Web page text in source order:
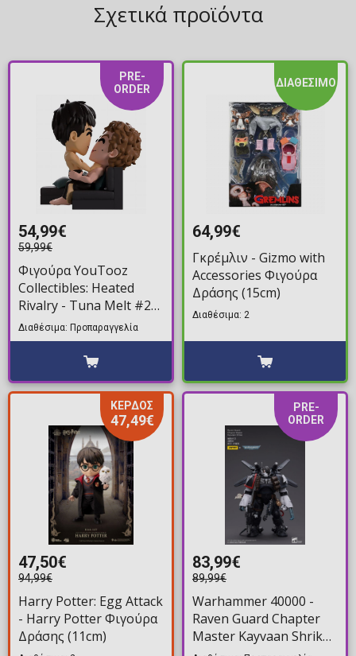
Σχετικά προϊόντα
PRE-
ORDER
54,99€
59,99€
Φιγούρα YouTooz
Collectibles: Heated
Rivalry - Tuna Melt #2
(12cm)
Διαθέσιμα: Προπαραγγελία
ΔΙΑΘΕΣΙΜΟ
64,99€
Γκρέμλιν - Gizmo with
Accessories Φιγούρα
Δράσης (15cm)
Διαθέσιμα: 2
ΚΕΡΔΟΣ
47,49€
47,50€
94,99€
Harry Potter: Egg Attack
- Harry Potter Φιγούρα
Δράσης (11cm)
PRE-
ORDER
83,99€
89,99€
Warhammer 40000 -
Raven Guard Chapter
Master Kayvaan Shrike